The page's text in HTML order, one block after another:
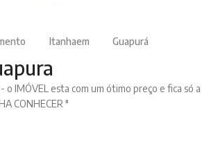
Itanhaem Guapurá
o IMÓVEL esta com um ótimo preço e fica só a
CONHECER "